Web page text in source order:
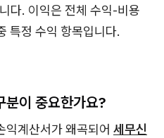
다. 이익은 전체 수익-비용
특정 수익 항목입니다.
이 중요한가요?
익계산서가 왜곡되어 세무신